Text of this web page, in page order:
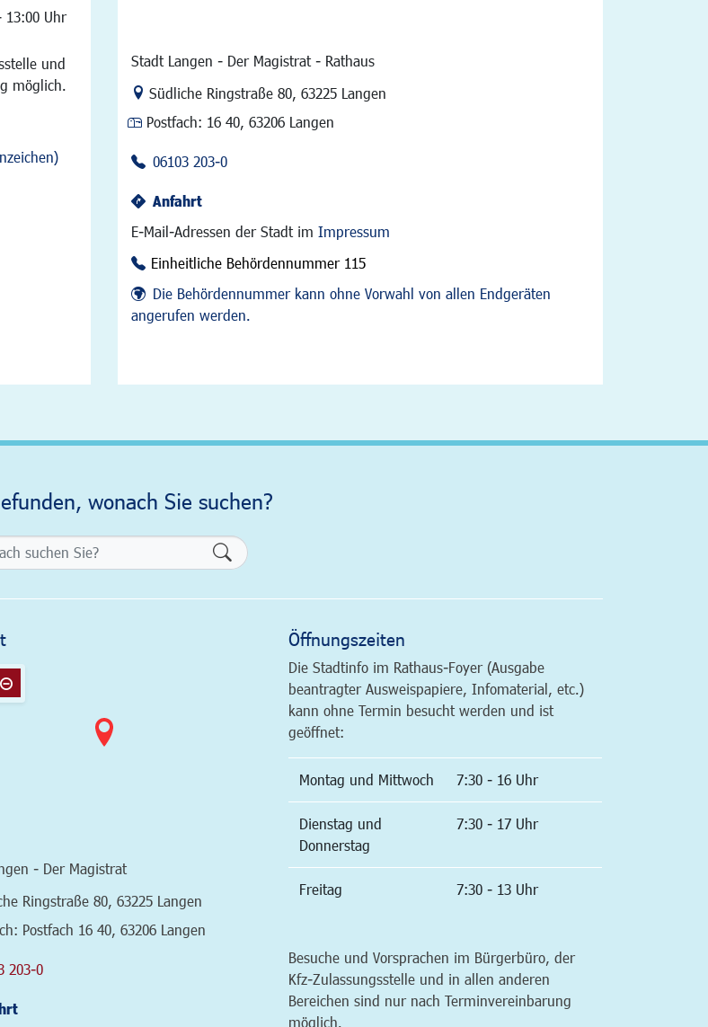
13:00 Uhr
und
möglich.
Stadt Langen - Der Magistrat - Rathaus
Link zur Google-Maps Navigation
Südliche Ringstraße 80, 63225 Langen
Postfach: 16 40, 63206 Langen
06103 203-0
Anfahrt
E-Mail-Adressen der Stadt im Impressum
Einheitliche Behördennummer 115
Die Behördennummer kann ohne Vorwahl von allen Endgeräten
angerufen werden.
wonach Sie suchen?
Formularschaltfläche
- Der Magistrat
Google-Maps Navigation
Ringstraße 80 63225 Langen
Postfach 16 40, 63206 Langen
203-0
Öffnungszeiten
Die Stadtinfo im Rathaus-Foyer (Ausgabe
beantragter Ausweispapiere, Infomaterial, etc.)
kann ohne Termin besucht werden und ist
geöffnet:
Montag und Mittwoch 7:30 - 16 Uhr
Dienstag und
Donnerstag
7:30 - 17 Uhr
Freitag 7:30 - 13 Uhr
Besuche und Vorsprachen im Bürgerbüro, der
Kfz-Zulassungsstelle und in allen anderen
Bereichen sind nur nach Terminvereinbarung
möglich.